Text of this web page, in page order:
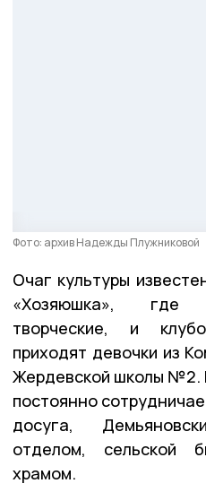
Фото: архив Надежды Плужниковой
Очаг культуры
«Хозяюшка», где
творческие, и
приходят девочки из
Жердевской школы №2.
постоянно
досуга,
отделом, сельской
храмом.